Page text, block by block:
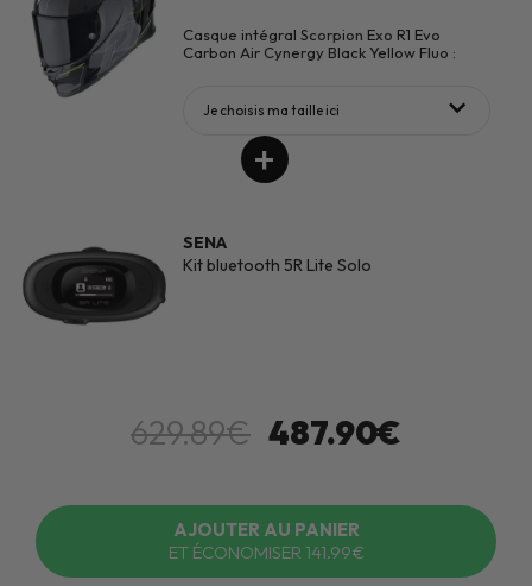
Casque intégral Scorpion Exo R1 Evo
Carbon Air Cynergy Black Yellow Fluo :
Je choisis ma taille ici
SENA
Kit bluetooth 5R Lite Solo
629.89€ 487.90€
AJOUTER AU PANIER
ET ÉCONOMISER 141.99€